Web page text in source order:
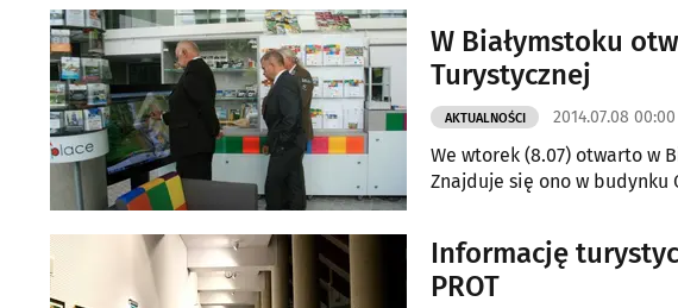
W Białymstoku
Turystycznej
AKTUALNOŚCI 2014.07.08 00:00
We wtorek (8.07) otwarto w
Znajduje się ono w
Informację
PROT